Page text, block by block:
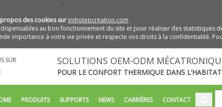
des cookies sur imhotepcreation.com
au bon fonctionnement du site et pour réaliser des statistiques
importance à votre vie privée et respecte vos droits à la confidentialité.
SUR SOLUTIONS OEM-ODM
POUR LE CONFORT THERMIQUE DANS L’HABITAT
PRODUITS SUPPORTS NEWS CARRIÈRES CONTACT